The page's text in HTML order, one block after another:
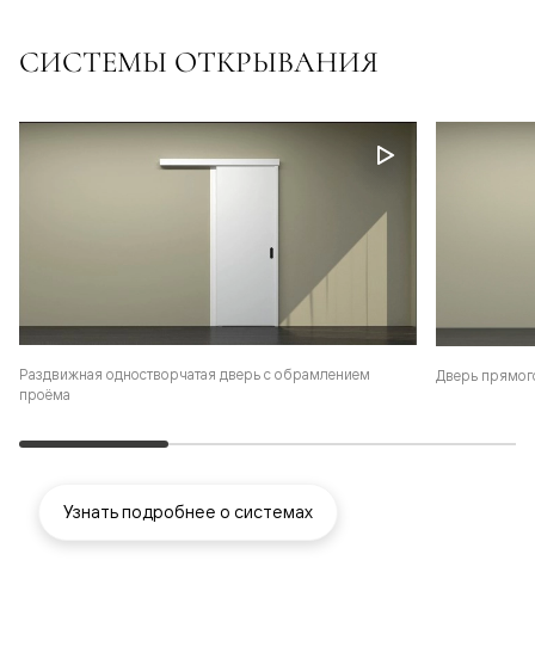
СИСТЕМЫ ОТКРЫВАНИЯ
Раздвижная одностворчатая дверь с обрамлением
проёма
Дверь
Узнать подробнее о системах